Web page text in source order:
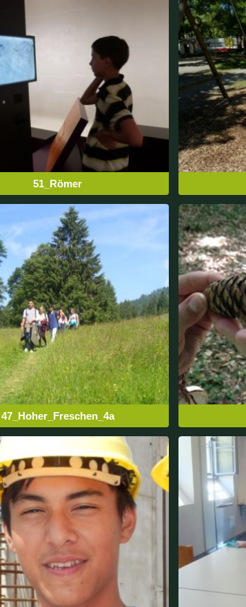
51_Römer
47_Hoher_Freschen_4a